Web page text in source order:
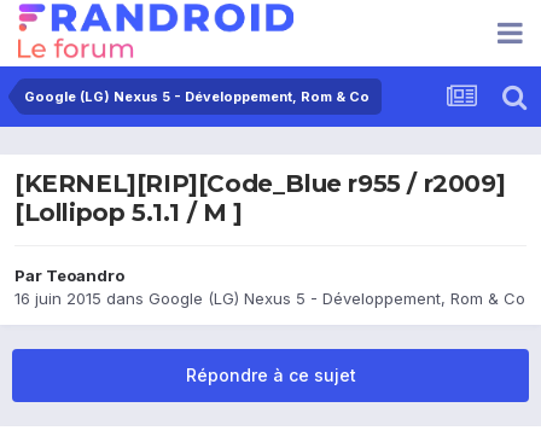
Google (LG) Nexus 5 - Développement, Rom & Co
[KERNEL][RIP][Code_Blue r955 / r2009]
[Lollipop 5.1.1 / M ]
Par Teoandro
16 juin 2015 dans Google (LG) Nexus 5 - Développement, Rom & Co
Répondre à ce sujet